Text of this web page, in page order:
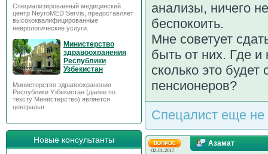
Специализированный медицинский
центр NeyroMED Servis, предоставляет
высококвалифицированные
неврологические услуги.
Министерство
здравоохранения
Республики
Узбекистан
Министерство здравоохранения
Республики Узбекистан (далее по
тексту Министерство) является
центральн
Новые консультанты
анализы, ничего
беспокоить.
Мне советует
быть от них. Где и
сколько это
пенсионеров?
Спецалист еще не
02-01-2017
Азамат